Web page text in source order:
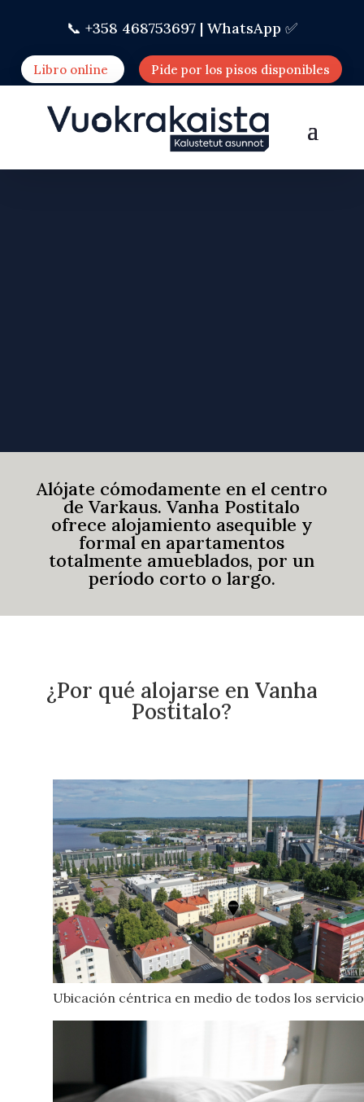
📞 +358 468753697 | WhatsApp ✅
Libro online Pide por los pisos disponibles
Alójate cómodamente en el centro
de Varkaus. Vanha Postitalo
ofrece alojamiento asequible y
formal en apartamentos
totalmente amueblados, por un
período corto o largo.
¿Por qué alojarse en Vanha
Postitalo?
Ubicación céntrica en medio de todos los